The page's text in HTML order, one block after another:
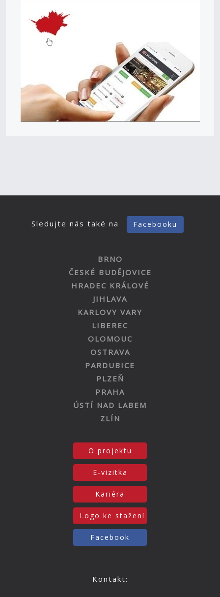
Sledujte nás také na Facebooku
BRNO
ČESKÉ BUDĚJOVICE
HRADEC KRÁLOVÉ
JIHLAVA
KARLOVY VARY
LIBEREC
OLOMOUC
OSTRAVA
PARDUBICE
PLZEŇ
PRAHA
ÚSTÍ NAD LABEM
ZLÍN
O projektu
E-vizitka
Kariéra
Logo ke stažení
Facebook
Kontakt: